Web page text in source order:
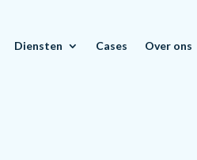
Diensten Cases Over ons